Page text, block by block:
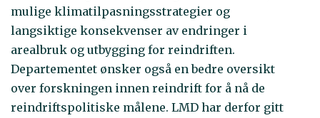
mulige klimatilpasningsstrategier og
langsiktige konsekvenser av endringer i
arealbruk og utbygging for reindriften.
Departementet ønsker også en bedre oversikt
over forskningen innen reindrift for å nå de
reindriftspolitiske målene. LMD har derfor gitt